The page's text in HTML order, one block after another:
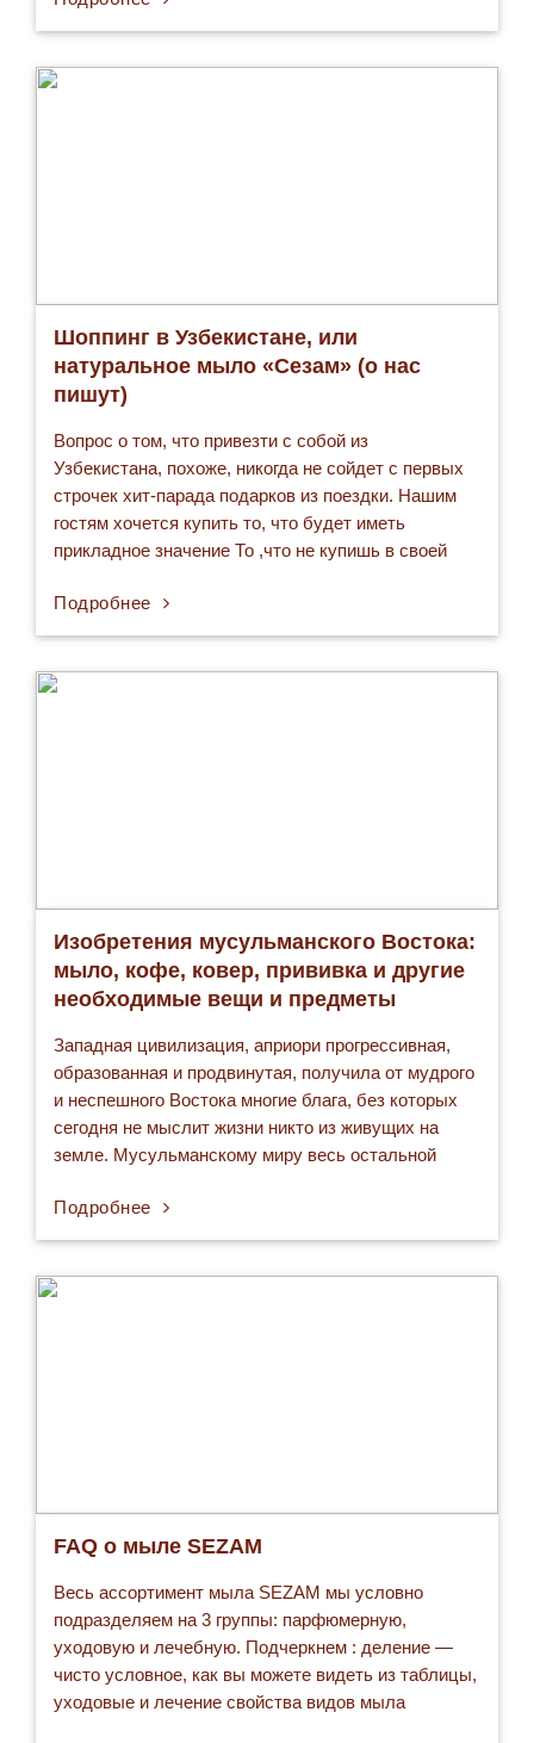
доморощенным способом, подливая кипяток и не
Шоппинг в Узбекистане, или
натуральное мыло «Сезам» (о нас
пишут)
Вопрос о том, что привезти с собой из
Узбекистана, похоже, никогда не сойдет с первых
строчек хит-парада подарков из поездки. Нашим
гостям хочется купить то, что будет иметь
прикладное значение То ,что не купишь в своей
оказии. Они спрашивают – что у вас есть такого,
чего нет у…
Подробнее
Изобретения мусульманского Востока:
мыло, кофе, ковер, прививка и другие
необходимые вещи и предметы
Западная цивилизация, априори прогрессивная,
образованная и продвинутая, получила от мудрого
и неспешного Востока многие блага, без которых
сегодня не мыслит жизни никто из живущих на
земле. Мусульманскому миру весь остальной
классическому обеду из трех блюд дома и в
ресторане, ветряной мельнице, авторучке и даже
Подробнее
FAQ о мыле SEZAM
Весь ассортимент мыла SEZAM мы условно
подразделяем на 3 группы: парфюмерную,
уходовую и лечебную. Подчеркнем : деление —
чисто условное, как вы можете видеть из таблицы,
уходовые и лечение свойства видов мыла